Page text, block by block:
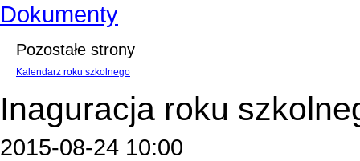
Dokumenty
Pozostałe strony
Kalendarz roku szkolnego
Inaguracja roku
2015-08-24 10:00